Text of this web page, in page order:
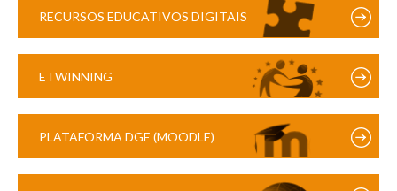
RECURSOS EDUCATIVOS DIGITAIS
ETWINNING
PLATAFORMA DGE (MOODLE)